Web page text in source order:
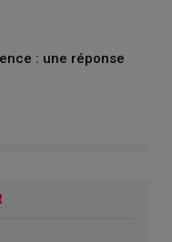
: une réponse